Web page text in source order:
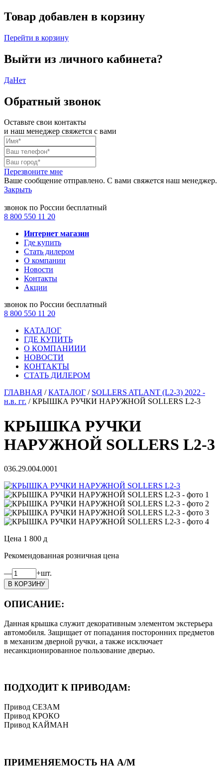
Товар добавлен в корзину
Перейти в корзину
Выйти из личного кабинета?
ДаНет
Обратный звонок
Оставьте свои контакты
и наш менеджер свяжется с вами
Перезвоните мне
Ваше сообщение отправлено. С вами свяжется наш менеджер.
Закрыть
звонок по России бесплатный
8 800 550 11 20
Интернет магазин
Где купить
Стать дилером
О компании
Новости
Контакты
Акции
звонок по России бесплатный
8 800 550 11 20
КАТАЛОГ
ГДЕ КУПИТЬ
О КОМПАНИИИ
НОВОСТИ
КОНТАКТЫ
СТАТЬ ДИЛЕРОМ
ГЛАВНАЯ /КАТАЛОГ / SOLLERS ATLANT (L2-3) 2022 -
н.в. гг. /КРЫШКА РУЧКИ НАРУЖНОЙ SOLLERS L2-3
КРЫШКА РУЧКИ
НАРУЖНОЙ SOLLERS L2-3
036.29.004.0001
Цена 1 800 д
Рекомендованная розничная цена
— +шт.
ОПИСАНИЕ:
Данная крышка служит декоративным элементом экстерьера
автомобиля. Защищает от попадания посторонних предметов
в механизм дверной ручки, а также исключает
несанкционированное пользование дверью.
ПОДХОДИТ К ПРИВОДАМ:
Привод СЕЗАМ
Привод КРОКО
Привод КАЙМАН
ПРИМЕНЯЕМОСТЬ НА А/М